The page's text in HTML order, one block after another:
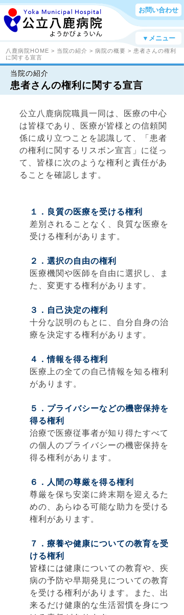
お問い合わせ
▼メニュー
八鹿病院HOME > 当院の紹介 > 病院の概要 > 患者さんの権利
に関する宣言
当院の紹介
患者さんの権利に関する宣言
公立八鹿病院職員一同は、医療の中心
は皆様であり、医療が皆様との信頼関
係に成り立つことを認識して、「患者
の権利に関するリスボン宣言」に従っ
て、皆様に次のような権利と責任があ
ることを確認します。
１．良質の医療を受ける権利
差別されることなく、良質な医療を
受ける権利があります。
２．選択の自由の権利
医療機関や医師を自由に選択し、ま
た、変更する権利があります。
３．自己決定の権利
十分な説明のもとに、自分自身の治
療を決定する権利があります。
４．情報を得る権利
医療上の全ての自己情報を知る権利
があります。
５．プライバシーなどの機密保持を
得る権利
治療で医療従事者が知り得たすべて
の個人のプライバシーの機密保持を
得る権利があります。
６．人間の尊厳を得る権利
尊厳を保ち安楽に終末期を迎えるた
めの、あらゆる可能な助力を受ける
権利があります。
７．療養や健康についての教育を受
ける権利
皆様には健康についての教育や、疾
病の予防や早期発見についての教育
を受ける権利があります。また、出
来るだけ健康的な生活習慣を身につ